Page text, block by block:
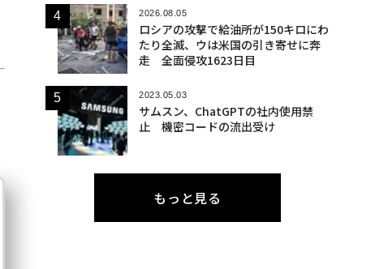
2026.08.05
ロシアの攻撃で給油所が150キロにわ
たり全滅、ウは米国の引き寄せに奔
走 全面侵攻1623日目
2023.05.03
サムスン、ChatGPTの社内使用禁
止 機密コードの流出受け
もっと見る